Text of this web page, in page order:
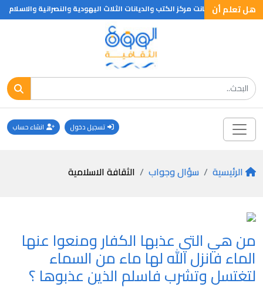
هل تعلم أنكانت مركز الكتب والديانات الثلاث اليهودية والنصرانية والاسلام
تسجيل دخول انشاء حساب
الرئيسية سؤال وجواب الثقافة الاسلامية
من هي التي عذبها الكفار ومنعوا عنها
الماء فانزل الله لها ماء من السماء
لتغتسل وتشرب فاسلم الذين عذبوها ؟